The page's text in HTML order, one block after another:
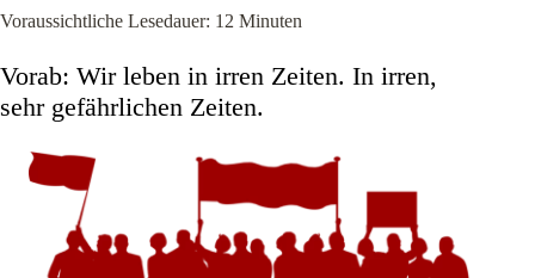
Voraussichtliche Lesedauer: 12 Minuten
Vorab: Wir leben in irren Zeiten. In irren,
sehr gefährlichen Zeiten.